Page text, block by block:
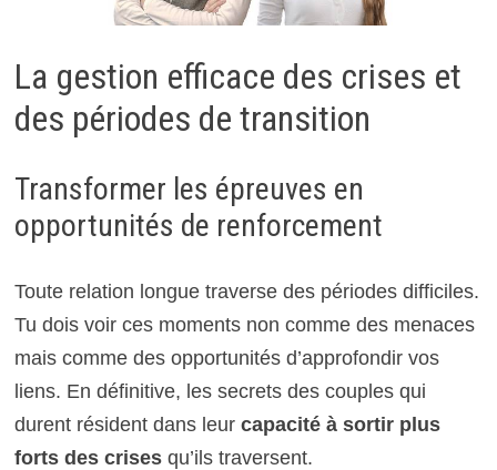
La gestion efficace des crises et
des périodes de transition
Transformer les épreuves en
opportunités de renforcement
Toute relation longue traverse des périodes difficiles.
Tu dois voir ces moments non comme des menaces
mais comme des opportunités d’approfondir vos
liens. En définitive, les secrets des couples qui
durent résident dans leur capacité à sortir plus
forts des crisesqu’ils traversent.